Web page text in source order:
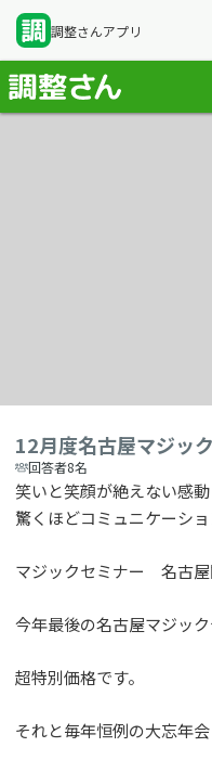
調整さんアプリ
12月度名古屋マジッ
回答者8名
笑いと笑顔が絶えない感
驚くほどコミュニケーシ
マジックセミナー 名古
今年最後の名古屋マジッ
超特別価格です。
それと毎年恒例の大忘年会